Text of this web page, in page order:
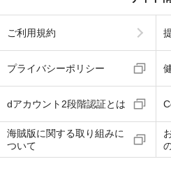
ご利用規約
プライバシーポリシー
dアカウント2段階認証とは
海賊版に関する取り組みに
ついて